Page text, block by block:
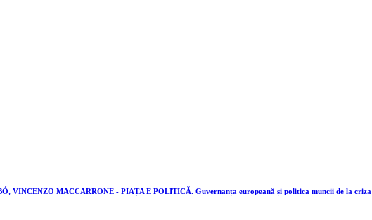
VINCENZO MACCARRONE - PIAȚA E POLITICĂ. Guvernanța europeană și politica muncii de la